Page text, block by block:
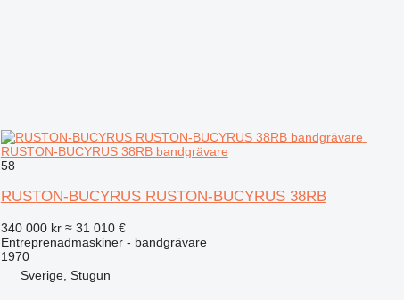
RUSTON-BUCYRUS 38RB bandgrävare
58
RUSTON-BUCYRUS RUSTON-BUCYRUS 38RB
340 000 kr ≈ 31 010 €
Entreprenadmaskiner - bandgrävare
1970
Sverige, Stugun